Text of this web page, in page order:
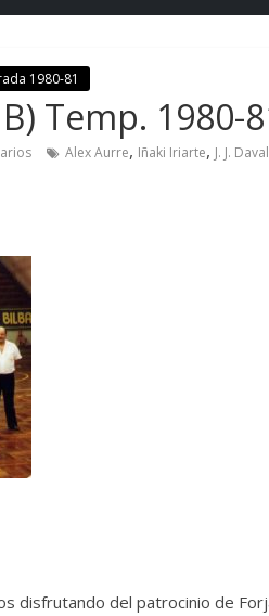
1980-81
Temp. 1980-
Alex Aurre, Iñaki Iriarte, J. J.
disfrutando del patrocinio de